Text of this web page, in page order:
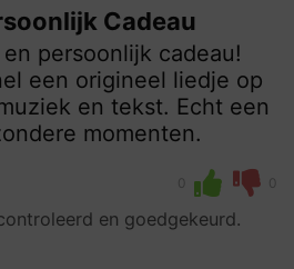
Cadeau
persoonlijk cadeau!
een origineel liedje op
en tekst. Echt een
momenten.
0 0
en goedgekeurd.